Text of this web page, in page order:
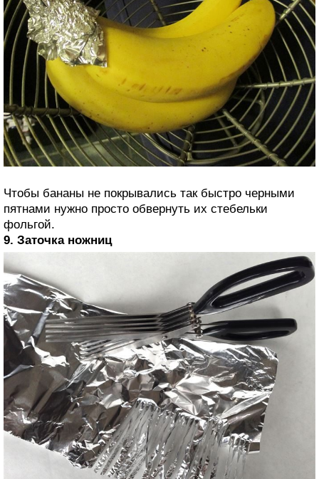
Чтобы бананы не покрывались так быстро черными
пятнами нужно просто обвернуть их стебельки
фольгой.
9. Заточка ножниц